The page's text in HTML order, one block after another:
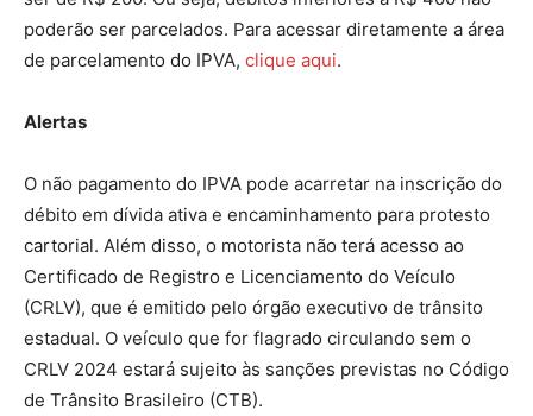
poderão ser parcelados. Para acessar diretamente a área
de parcelamento do IPVA, clique aqui.
Alertas
O não pagamento do IPVA pode acarretar na inscrição do
débito em dívida ativa e encaminhamento para protesto
cartorial. Além disso, o motorista não terá acesso ao
Certificado de Registro e Licenciamento do Veículo
(CRLV), que é emitido pelo órgão executivo de trânsito
estadual. O veículo que for flagrado circulando sem o
CRLV 2024 estará sujeito às sanções previstas no Código
de Trânsito Brasileiro (CTB).